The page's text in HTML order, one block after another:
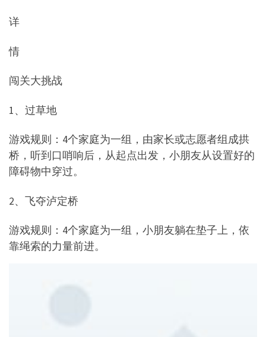
详
情
闯关大挑战
1、过草地
游戏规则：4个家庭为一组，由家长或志愿者组成拱
桥，听到口哨响后，从起点出发，小朋友从设置好的
障碍物中穿过。
2、飞夺泸定桥
游戏规则：4个家庭为一组，小朋友躺在垫子上，依
靠绳索的力量前进。